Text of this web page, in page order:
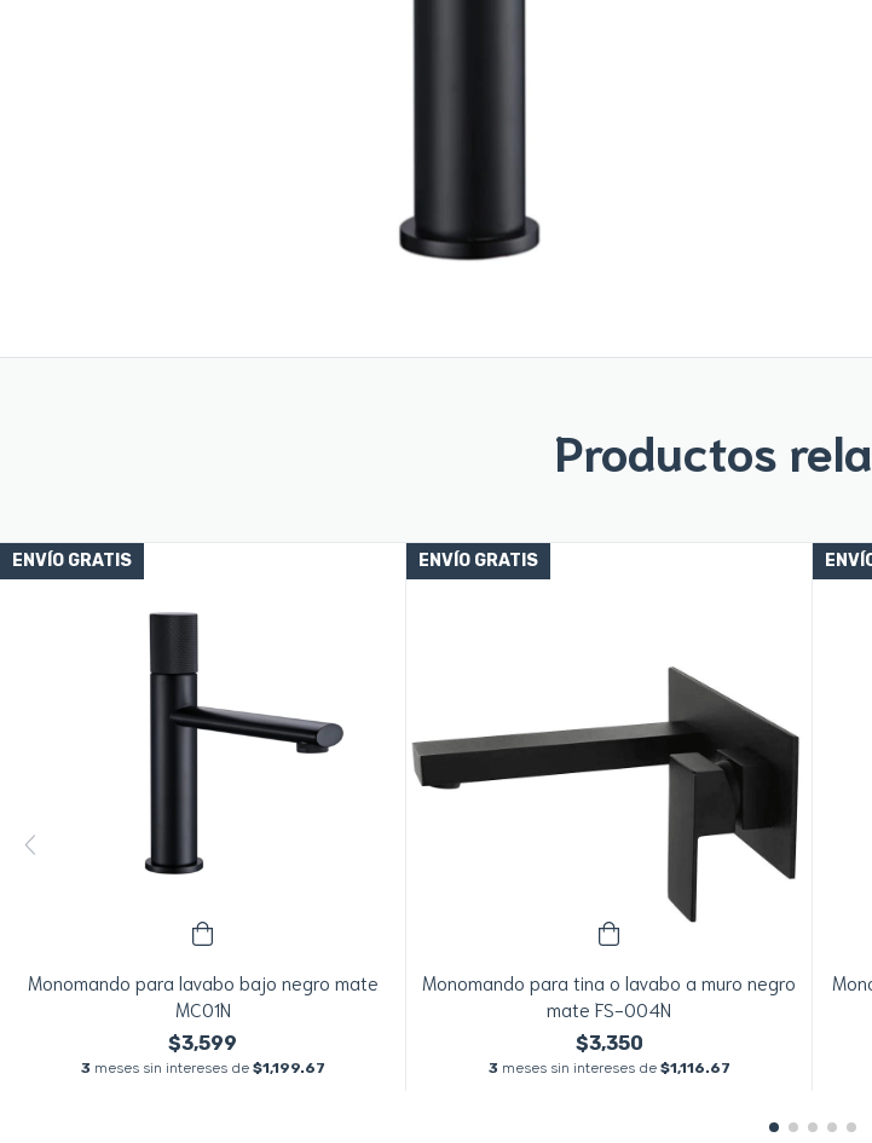
Productos
ENVÍO GRATIS
Monomando para lavabo bajo negro mate
MC01N
$3,599
3 meses sin intereses de $1,199.67
ENVÍO GRATIS
Monomando para tina o lavabo a muro negro
mate FS-004N
$3,350
3 meses sin intereses de $1,116.67